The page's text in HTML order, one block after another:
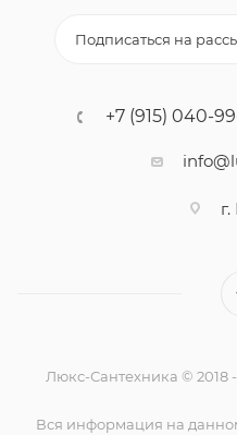
Подписаться на
+7 (915) 040-
Люкс-Сантехника © 2018
Вся информация на